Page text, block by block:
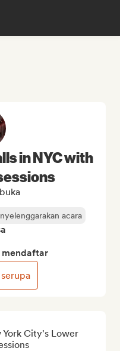
City's Lower
in NYC with
acara
mendaftar